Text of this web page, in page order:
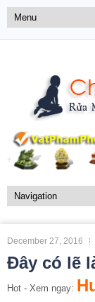
December 27, 2016
Đây có lẽ
Hot - Xem ngay: